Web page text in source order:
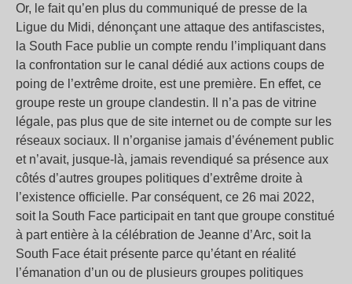
Or, le fait qu’en plus du communiqué de presse de la
Ligue du Midi, dénonçant une attaque des antifascistes,
la South Face publie un compte rendu l’impliquant dans
la confrontation sur le canal dédié aux actions coups de
poing de l’extrême droite, est une première. En effet, ce
groupe reste un groupe clandestin. Il n’a pas de vitrine
légale, pas plus que de site internet ou de compte sur les
réseaux sociaux. Il n’organise jamais d’événement public
et n’avait, jusque-là, jamais revendiqué sa présence aux
côtés d’autres groupes politiques d’extrême droite à
l’existence officielle. Par conséquent, ce 26 mai 2022,
soit la South Face participait en tant que groupe constitué
à part entière à la célébration de Jeanne d’Arc, soit la
South Face était présente parce qu’étant en réalité
l’émanation d’un ou de plusieurs groupes politiques